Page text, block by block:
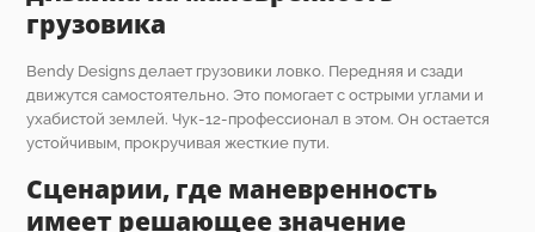
грузовика
Bendy Designs делает грузовики ловко. Передняя и сзади
движутся самостоятельно. Это помогает с острыми углами и
ухабистой землей. Чук-12-профессионал в этом. Он остается
устойчивым, прокручивая жесткие пути.
Сценарии, где маневренность
имеет решающее значение